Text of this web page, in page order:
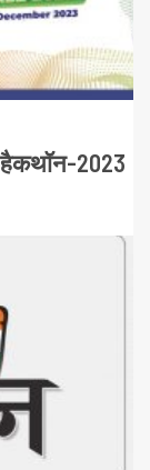
हैकथॉन-2023